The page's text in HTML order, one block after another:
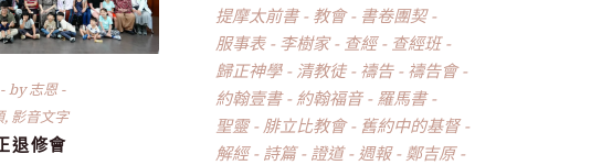
by志恩
, 影音文字
退修會
提摩太前書
教會
書卷團契
服事表
李樹家 查經
查經班
歸正神學
清教徒 禱告
禱告會
約翰壹書
約翰福音
羅馬書
聖靈
腓立比教會
舊約中的基督
解經
詩篇 證道 週報
鄭吉原